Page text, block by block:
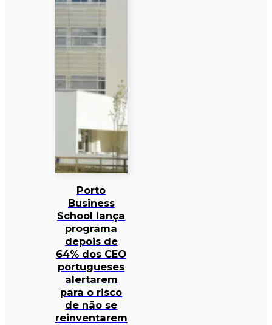
Porto
Business
School lança
programa
depois de
64% dos CEO
portugueses
alertarem
para o risco
de não se
reinventarem